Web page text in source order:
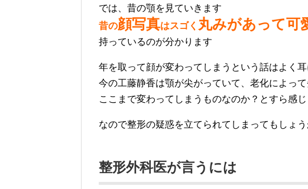
では、昔の顎を見ていきます
昔の顔写真はスゴく 丸みがあって可
持っているのが分かります
年を取って顔が変わってしまうという話はよく
今の工藤静香は顎が尖がっていて、老化によっ
ここまで変わってしまうものなのか？とすら感
なので整形の疑惑を立てられてしまってもしょ
整形外科医が言うには